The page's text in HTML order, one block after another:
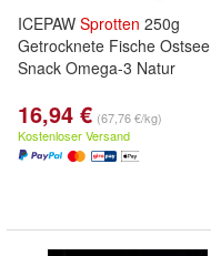
ICEPAW Sprotten 250g
Getrocknete Fische Ostsee
Snack Omega-3 Natur
16,94 € (67,76 €/kg)
Kostenloser Versand